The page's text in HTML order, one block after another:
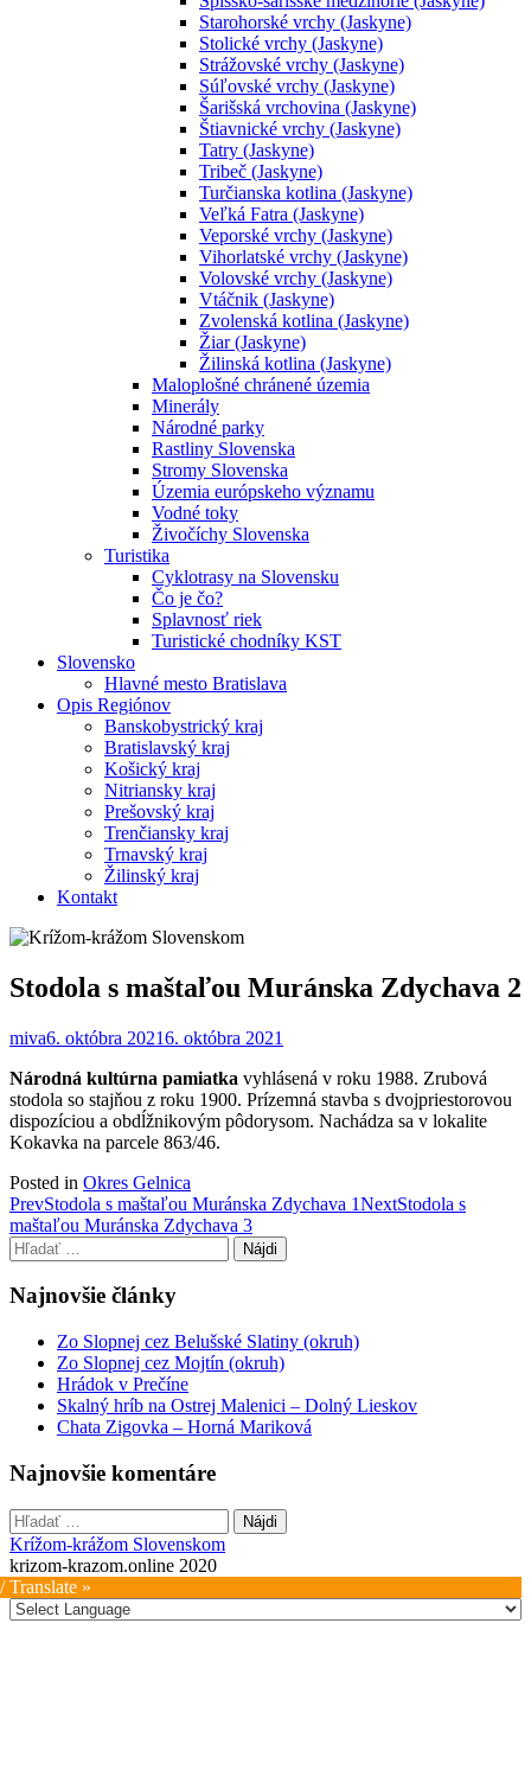
Starohorské vrchy (Jaskyne)
Stolické vrchy (Jaskyne)
Strážovské vrchy (Jaskyne)
Súľovské vrchy (Jaskyne)
Šarišská vrchovina (Jaskyne)
Štiavnické vrchy (Jaskyne)
Tatry (Jaskyne)
Tribeč (Jaskyne)
Turčianska kotlina (Jaskyne)
Veľká Fatra (Jaskyne)
Veporské vrchy (Jaskyne)
Vihorlatské vrchy (Jaskyne)
Volovské vrchy (Jaskyne)
Vtáčnik (Jaskyne)
Zvolenská kotlina (Jaskyne)
Žiar (Jaskyne)
Žilinská kotlina (Jaskyne)
Maloplošné chránené územia
Minerály
Národné parky
Rastliny Slovenska
Stromy Slovenska
Územia európskeho významu
Vodné toky
Živočíchy Slovenska
Turistika
Cyklotrasy na Slovensku
Čo je čo?
Splavnosť riek
Turistické chodníky KST
Slovensko
Hlavné mesto Bratislava
Opis Regiónov
Banskobystrický kraj
Bratislavský kraj
Košický kraj
Nitriansky kraj
Prešovský kraj
Trenčiansky kraj
Trnavský kraj
Žilinský kraj
Kontakt
Stodola s maštaľou Muránska Zdychava 2
miva6. októbra 20216. októbra 2021
Národná kultúrna pamiatka vyhlásená v roku 1988. Zrubová
stodola so stajňou z roku 1900. Prízemná stavba s dvojpriestorovou
dispozíciou a obdĺžnikovým pôdorysom. Nachádza sa v lokalite
Kokavka na parcele 863/46.
Posted in Okres Gelnica
Post
navigation
PrevStodola s maštaľou Muránska Zdychava 1NextStodola s
maštaľou Muránska Zdychava 3
Hľadať:
Najnovšie články
Zo Slopnej cez Belušské Slatiny (okruh)
Zo Slopnej cez Mojtín (okruh)
Hrádok v Prečíne
Skalný hríb na Ostrej Malenici – Dolný Lieskov
Chata Zigovka – Horná Mariková
Najnovšie komentáre
Hľadať:
Krížom-krážom Slovenskom
krizom-krazom.online 2020
Translate »